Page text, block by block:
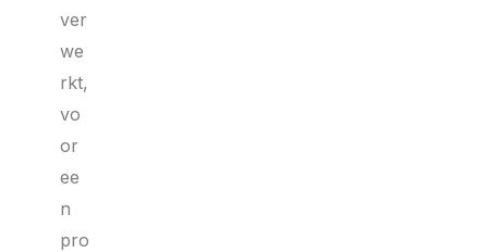
ver
we
rkt,
vo
or
ee
n
pro